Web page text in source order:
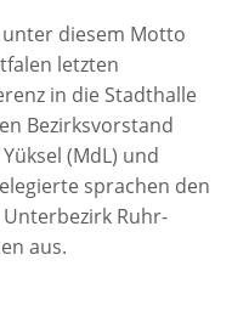
unter diesem Motto
letzten
in die Stadthalle
Bezirksvorstand
(MdL) und
sprachen den
Ruhr-
aus.